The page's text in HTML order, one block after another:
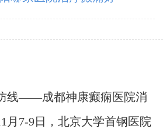
线——成都神康癫痫医院消
月7-9日，北京大学首钢医院